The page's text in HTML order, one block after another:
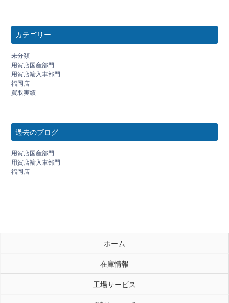
カテゴリー
未分類
用賀店国産部門
用賀店輸入車部門
福岡店
買取実績
過去のブログ
用賀店国産部門
用賀店輸入車部門
福岡店
ホーム
在庫情報
工場サービス